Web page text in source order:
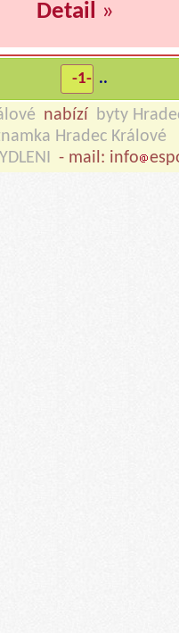
Detail »
-1- ..
nabízí byty
Hradec Králové
- mail: info